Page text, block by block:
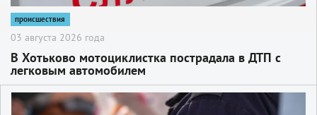
происшествия
03 августа 2026 года
В Хотьково мотоциклистка пострадала в ДТП с
легковым автомобилем
2